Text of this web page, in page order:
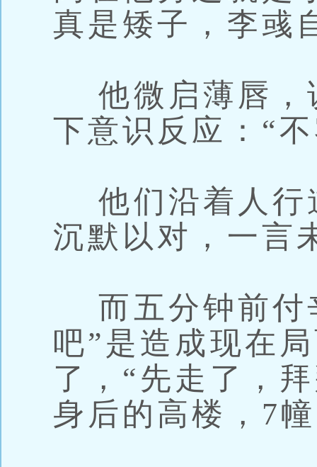
真是矮子，李彧
他微启薄唇，
下意识反应：“
他们沿着人行
沉默以对，一言
而五分钟前付
吧”是造成现在
了，“先走了，
身后的高楼，7